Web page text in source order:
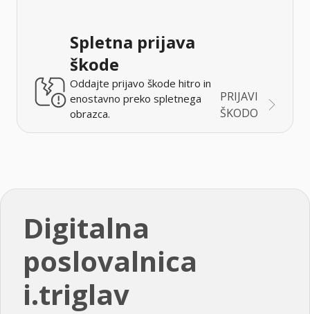
Spletna prijava
škode
Oddajte prijavo škode hitro in
enostavno preko spletnega
obrazca.
PRIJAVI
ŠKODO
Digitalna
poslovalnica
i.triglav